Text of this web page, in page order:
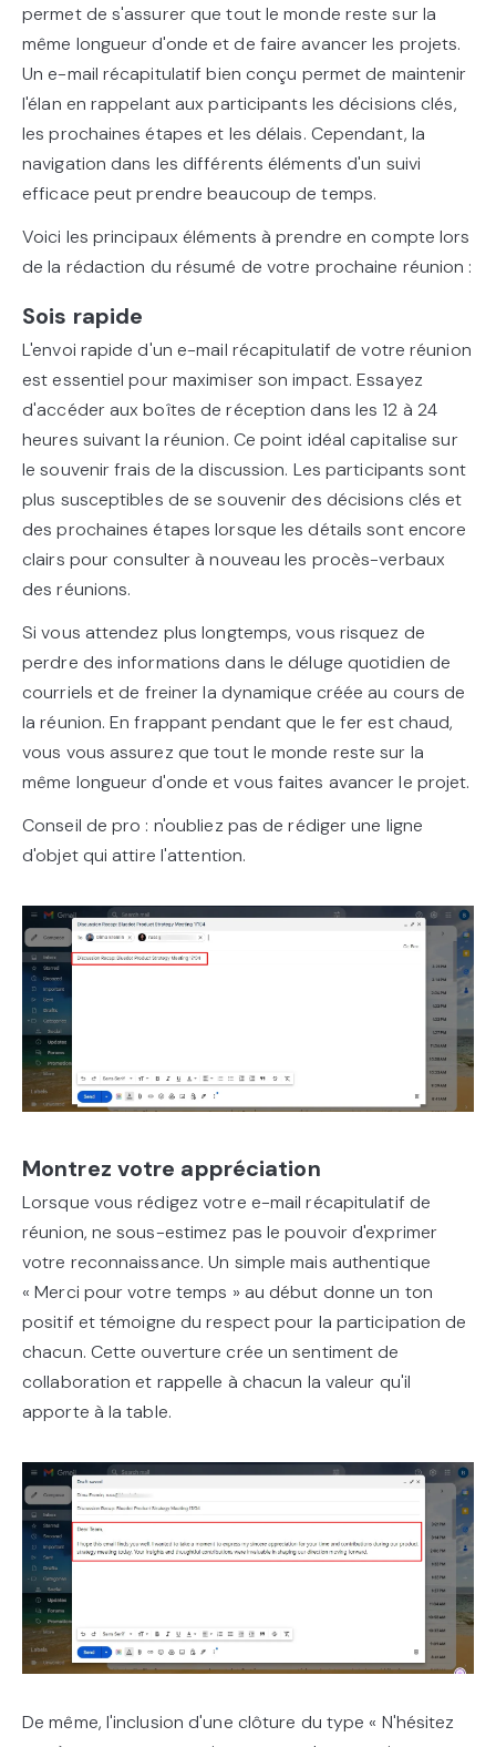
permet de s'assurer que tout le monde reste sur la
même longueur d'onde et de faire avancer les projets.
Un e-mail récapitulatif bien conçu permet de maintenir
l'élan en rappelant aux participants les décisions clés,
les prochaines étapes et les délais. Cependant, la
navigation dans les différents éléments d'un suivi
efficace peut prendre beaucoup de temps.
Voici les principaux éléments à prendre en compte lors
de la rédaction du résumé de votre prochaine réunion :
Sois rapide
L'envoi rapide d'un e-mail récapitulatif de votre réunion
est essentiel pour maximiser son impact. Essayez
d'accéder aux boîtes de réception dans les 12 à 24
heures suivant la réunion. Ce point idéal capitalise sur
le souvenir frais de la discussion. Les participants sont
plus susceptibles de se souvenir des décisions clés et
des prochaines étapes lorsque les détails sont encore
clairs pour consulter à nouveau les procès-verbaux
des réunions.
Si vous attendez plus longtemps, vous risquez de
perdre des informations dans le déluge quotidien de
courriels et de freiner la dynamique créée au cours de
la réunion. En frappant pendant que le fer est chaud,
vous vous assurez que tout le monde reste sur la
même longueur d'onde et vous faites avancer le projet.
Conseil de pro : n'oubliez pas de rédiger une ligne
d'objet qui attire l'attention.
Montrez votre appréciation
Lorsque vous rédigez votre e-mail récapitulatif de
réunion, ne sous-estimez pas le pouvoir d'exprimer
votre reconnaissance. Un simple mais authentique
« Merci pour votre temps » au début donne un ton
positif et témoigne du respect pour la participation de
chacun. Cette ouverture crée un sentiment de
collaboration et rappelle à chacun la valeur qu'il
apporte à la table.
De même, l'inclusion d'une clôture du type « N'hésitez